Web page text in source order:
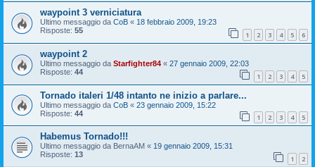
waypoint 3 verniciatura
Ultimo messaggio da CoB « 18 febbraio 2009, 19:23
Risposte: 55 1 2 3 4 5 6
waypoint 2
Ultimo messaggio da Starfighter84 « 27 gennaio 2009, 22:03
Risposte: 44 1 2 3 4 5
Tornado italeri 1/48 intanto ne inizio a parlare...
Ultimo messaggio da CoB « 23 gennaio 2009, 15:22
Risposte: 44 1 2 3 4 5
Habemus Tornado!!!
Ultimo messaggio da BernaAM « 19 gennaio 2009, 15:31
Risposte: 13 1 2